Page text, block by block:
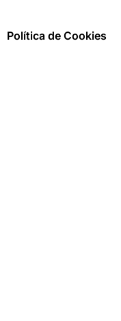
Política de Cookies